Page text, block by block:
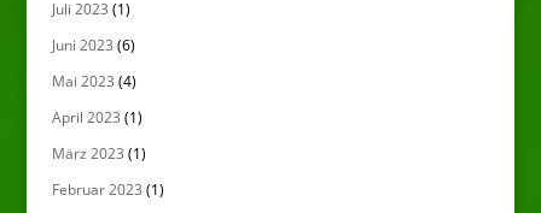
Juli 2023 (1)
Juni 2023 (6)
Mai 2023 (4)
April 2023 (1)
März 2023 (1)
Februar 2023 (1)